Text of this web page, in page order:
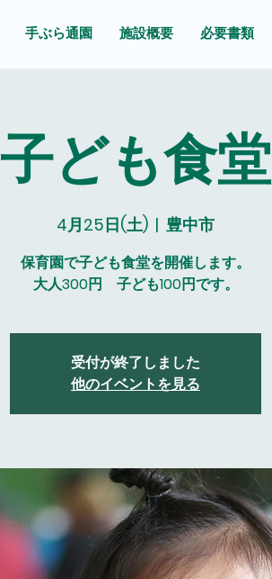
手ぶら通園 施設概要 必要書類
子ども食堂
4月25日(土)
  |
豊中市
保育園で子ども食堂を開催します。
大人300円 子ども100円です。
受付が終了しました
他のイベントを見る